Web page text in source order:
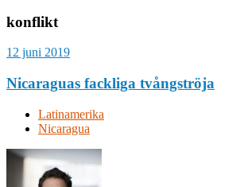
konflikt
12 juni 2019
Nicaraguas fackliga tvångströja
Latinamerika
Nicaragua